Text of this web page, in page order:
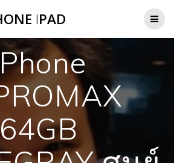
to
IPAD
64GB